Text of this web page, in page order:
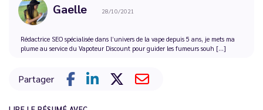
Gaelle 28/10/2021
Rédactrice SEO spécialisée dans l’univers de la vape depuis 5 ans, je mets ma
plume au service du Vapoteur Discount pour guider les fumeurs souh [...]
Partager